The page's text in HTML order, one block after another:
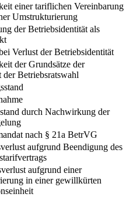
einer tariflichen Vereinbarung
Umstrukturierung
der Betriebsidentität als
Verlust der Betriebsidentität
der Grundsätze der
Betriebsratswahl
durch Nachwirkung der
nach § 21a BetrVG
aufgrund Beendigung des
aufgrund einer
in einer gewillkürten